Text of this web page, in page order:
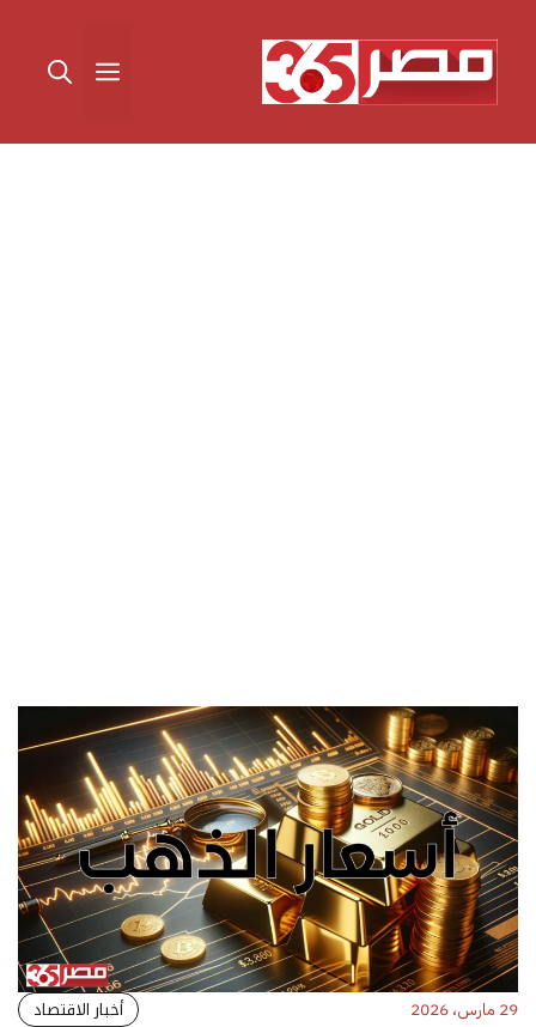
المحتوى القائمة
29 مارس، 2026 أخبار الاقتصاد